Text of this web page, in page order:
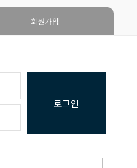
회원가입
로그인